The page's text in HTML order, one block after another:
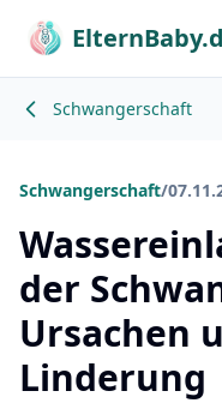
Schwangerschaft
Schwangerschaft/
der
Ursachen
Linderung